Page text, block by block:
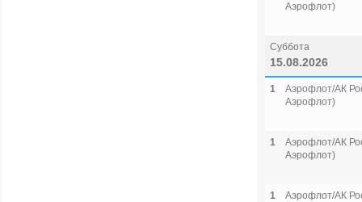
Аэрофлот)
Суббота
15.08.2026
1
Аэрофлот/АК
Аэрофлот)
1
Аэрофлот/АК
Аэрофлот)
1
Аэрофлот/АК